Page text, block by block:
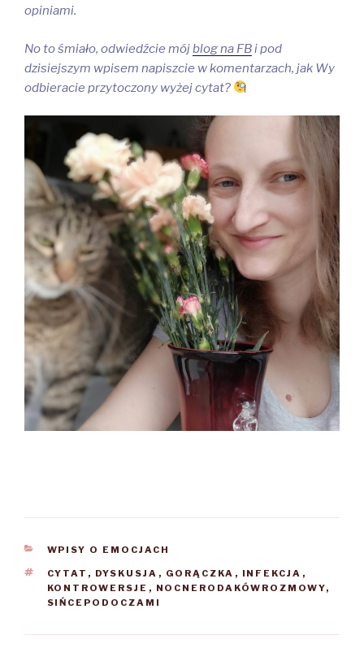
opiniami.
No to śmiało, odwiedźcie mójblog na FBi pod
dzisiejszym wpisem napiszcie w komentarzach, jak Wy
odbieracie przytoczony wyżej cytat?
KATEGORIE
WPISY O EMOCJACH
TAGI
CYTAT , DYSKUSJA , GORĄCZKA , INFEKCJA ,
KONTROWERSJE , NOCNERODAKÓWROZMOWY,
SIŃCEPODOCZAMI